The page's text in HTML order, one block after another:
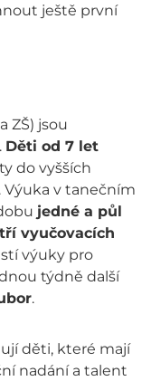
ještě první
ZŠ) jsou
Děti od 7 let
do vyšších
v tanečním
jedné a půl
tří vyučovacích
výuky pro
týdně další
.
děti, které mají
nadání a talent